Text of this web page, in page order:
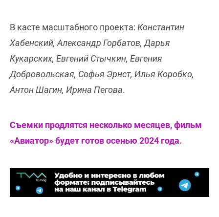
В касте масштабного проекта: Константин
Хабенский, Александр Горбатов, Дарья
Кукарских, Евгений Стычкин, Евгения
Добровольская, Софья Эрнст, Илья Коробко,
Антон Шагин, Ирина Пегова.
Съемки продлятся несколько месяцев, фильм
«Авиатор» будет готов осенью 2024 года.